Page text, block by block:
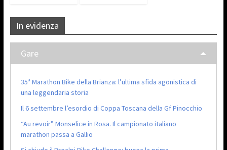
In evidenza
Gare
35ª Marathon Bike della Brianza: l’ultima sfida agonistica di
una leggendaria storia
Il 6 settembre l’esordio di Coppa Toscana della Gf Pinocchio
“Au revoir” Monselice in Rosa. Il campionato italiano
marathon passa a Gallio